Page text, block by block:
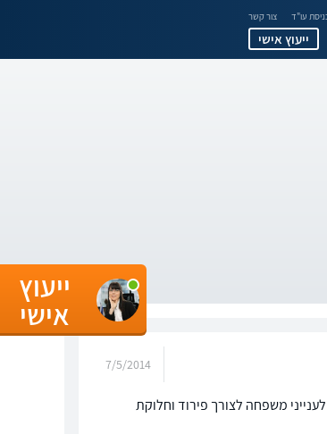
עו"ד צור קשר
ייעוץ אישי
7/5/2014
המשפט לענייני משפחה לצורך פירוד וחלוקת
ייעוץ
אישי